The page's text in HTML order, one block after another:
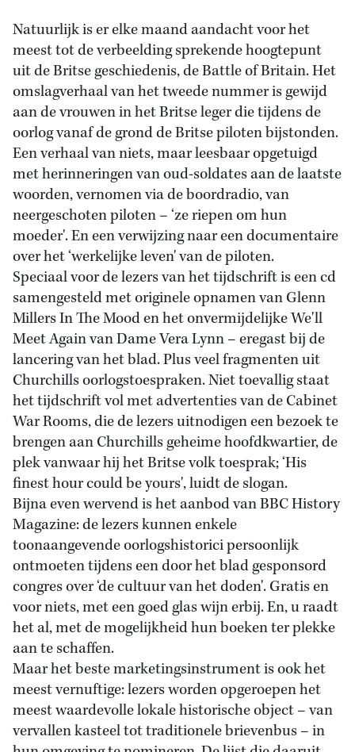
Natuurlijk is er elke maand aandacht voor het
meest tot de verbeelding sprekende hoogtepunt
uit de Britse geschiedenis, de Battle of Britain. Het
omslagverhaal van het tweede nummer is gewijd
aan de vrouwen in het Britse leger die tijdens de
oorlog vanaf de grond de Britse piloten bijstonden.
Een verhaal van niets, maar leesbaar opgetuigd
met herinneringen van oud-soldates aan de laatste
woorden, vernomen via de boordradio, van
neergeschoten piloten – ‘ze riepen om hun
moeder'. En een verwijzing naar een documentaire
over het ‘werkelijke leven' van de piloten.
Speciaal voor de lezers van het tijdschrift is een cd
samengesteld met originele opnamen van Glenn
Millers In The Mood en het onvermijdelijke We'll
Meet Again van Dame Vera Lynn – eregast bij de
lancering van het blad. Plus veel fragmenten uit
Churchills oorlogstoespraken. Niet toevallig staat
het tijdschrift vol met advertenties van de Cabinet
War Rooms, die de lezers uitnodigen een bezoek te
brengen aan Churchills geheime hoofdkwartier, de
plek vanwaar hij het Britse volk toesprak; ‘His
finest hour could be yours', luidt de slogan.
Bijna even wervend is het aanbod van BBC History
Magazine: de lezers kunnen enkele
toonaangevende oorlogshistorici persoonlijk
ontmoeten tijdens een door het blad gesponsord
congres over ‘de cultuur van het doden'. Gratis en
voor niets, met een goed glas wijn erbij. En, u raadt
het al, met de mogelijkheid hun boeken ter plekke
aan te schaffen.
Maar het beste marketingsinstrument is ook het
meest vernuftige: lezers worden opgeroepen het
meest waardevolle lokale historische object – van
vervallen kasteel tot traditionele brievenbus – in